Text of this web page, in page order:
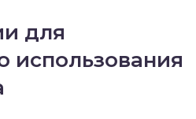
для
использования